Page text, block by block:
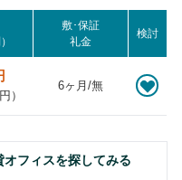
敷･保証
礼金
検討
）
6ヶ月/無
フィスを探してみる